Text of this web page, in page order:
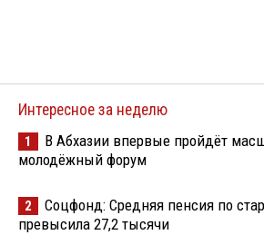
Интересное за неделю
1
В Абхазии впервые пройдёт
молодёжный форум
2
Соцфонд: Средняя пенсия по
превысила 27,2 тысячи